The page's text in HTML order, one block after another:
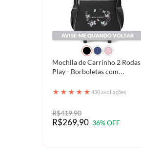
AVISE-ME QUANDO VOLTAR
Mochila de Carrinho 2 Rodas
Play - Borboletas com
★ ★ ★ ★ ★ 430 avaliações
R$419,90
R$269,90 36% OFF